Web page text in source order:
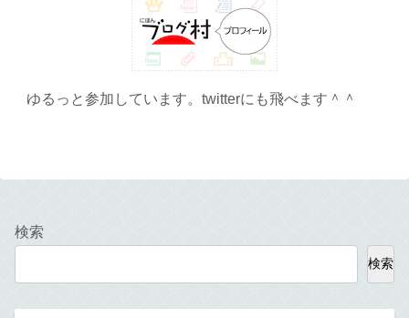
ゆるっと参加しています。twitterにも飛べます＾＾
検索
検索